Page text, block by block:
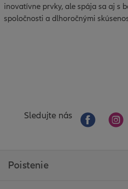
inovatívne prvky, ale spája sa aj s
spoločnosti a dlhoročnými
Sledujte nás
Poistenie